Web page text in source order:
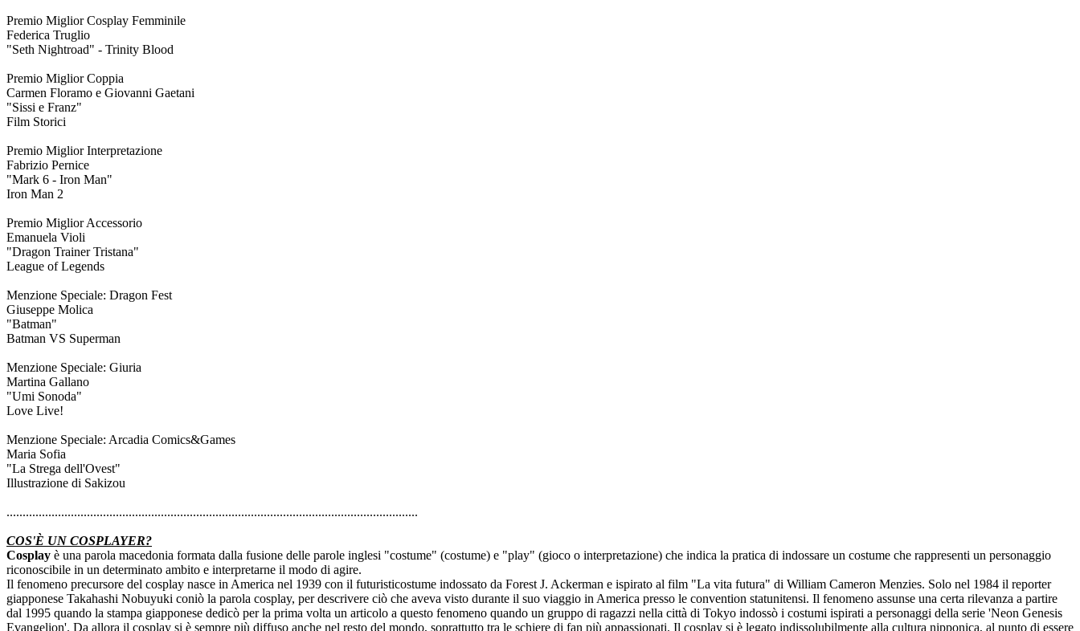
Premio Miglior Cosplay Femminile
Federica Truglio
"Seth Nightroad" - Trinity Blood
Premio Miglior Coppia
Carmen Floramo e Giovanni Gaetani
"Sissi e Franz"
Film Storici
Premio Miglior Interpretazione
Fabrizio Pernice
"Mark 6 - Iron Man"
Iron Man 2
Premio Miglior Accessorio
Emanuela Violi
"Dragon Trainer Tristana"
League of Legends
Menzione Speciale: Dragon Fest
Giuseppe Molica
"Batman"
Batman VS Superman
Menzione Speciale: Giuria
Martina Gallano
"Umi Sonoda"
Love Live!
Menzione Speciale: Arcadia Comics&Games
Maria Sofia
"La Strega dell'Ovest"
Illustrazione di Sakizou
................................................................................................................................
COS'È UN COSPLAYER?
Cosplay è una parola macedonia formata dalla fusione delle parole inglesi "costume" (costume) e "play" (gioco o interpretazione) che indica la pratica di indossare un costume che rappresenti un personaggio
riconoscibile in un determinato ambito e interpretarne il modo di agire.
Il fenomeno precursore del cosplay nasce in America nel 1939 con il futuristicostume indossato da Forest J. Ackerman e ispirato al film "La vita futura" di William Cameron Menzies. Solo nel 1984 il reporter
giapponese Takahashi Nobuyuki coniò la parola cosplay, per descrivere ciò che aveva visto durante il suo viaggio in America presso le convention statunitensi. Il fenomeno assunse una certa rilevanza a partire
dal 1995 quando la stampa giapponese dedicò per la prima volta un articolo a questo fenomeno quando un gruppo di ragazzi nella città di Tokyo indossò i costumi ispirati a personaggi della serie 'Neon Genesis
Evangelion'. Da allora il cosplay si è sempre più diffuso anche nel resto del mondo, soprattutto tra le schiere di fan più appassionati. Il cosplay si è legato indissolubilmente alla cultura nipponica, al punto di essere